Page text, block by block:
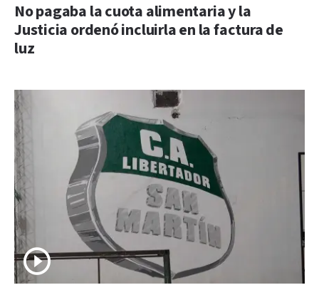
No pagaba la cuota alimentaria y la
Justicia ordenó incluirla en la factura de
luz